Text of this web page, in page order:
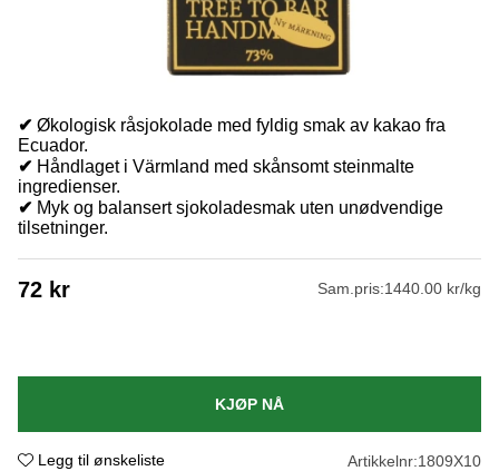
✔ Økologisk råsjokolade med fyldig smak av kakao fra
Ecuador.
✔ Håndlaget i Värmland med skånsomt steinmalte
ingredienser.
✔ Myk og balansert sjokoladesmak uten unødvendige
tilsetninger.
72 kr Sam.pris:1440.00 kr/kg
KJØP NÅ
Legg til ønskeliste Artikkelnr:1809X10